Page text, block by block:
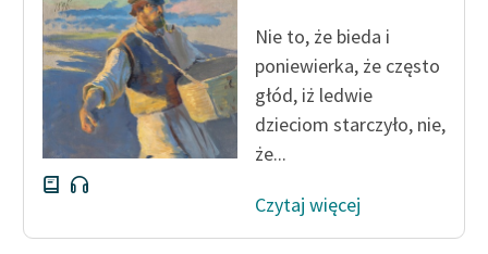
Nie to, że bieda i
poniewierka, że często
głód, iż ledwie
dzieciom starczyło, nie,
że...
Czytaj więcej